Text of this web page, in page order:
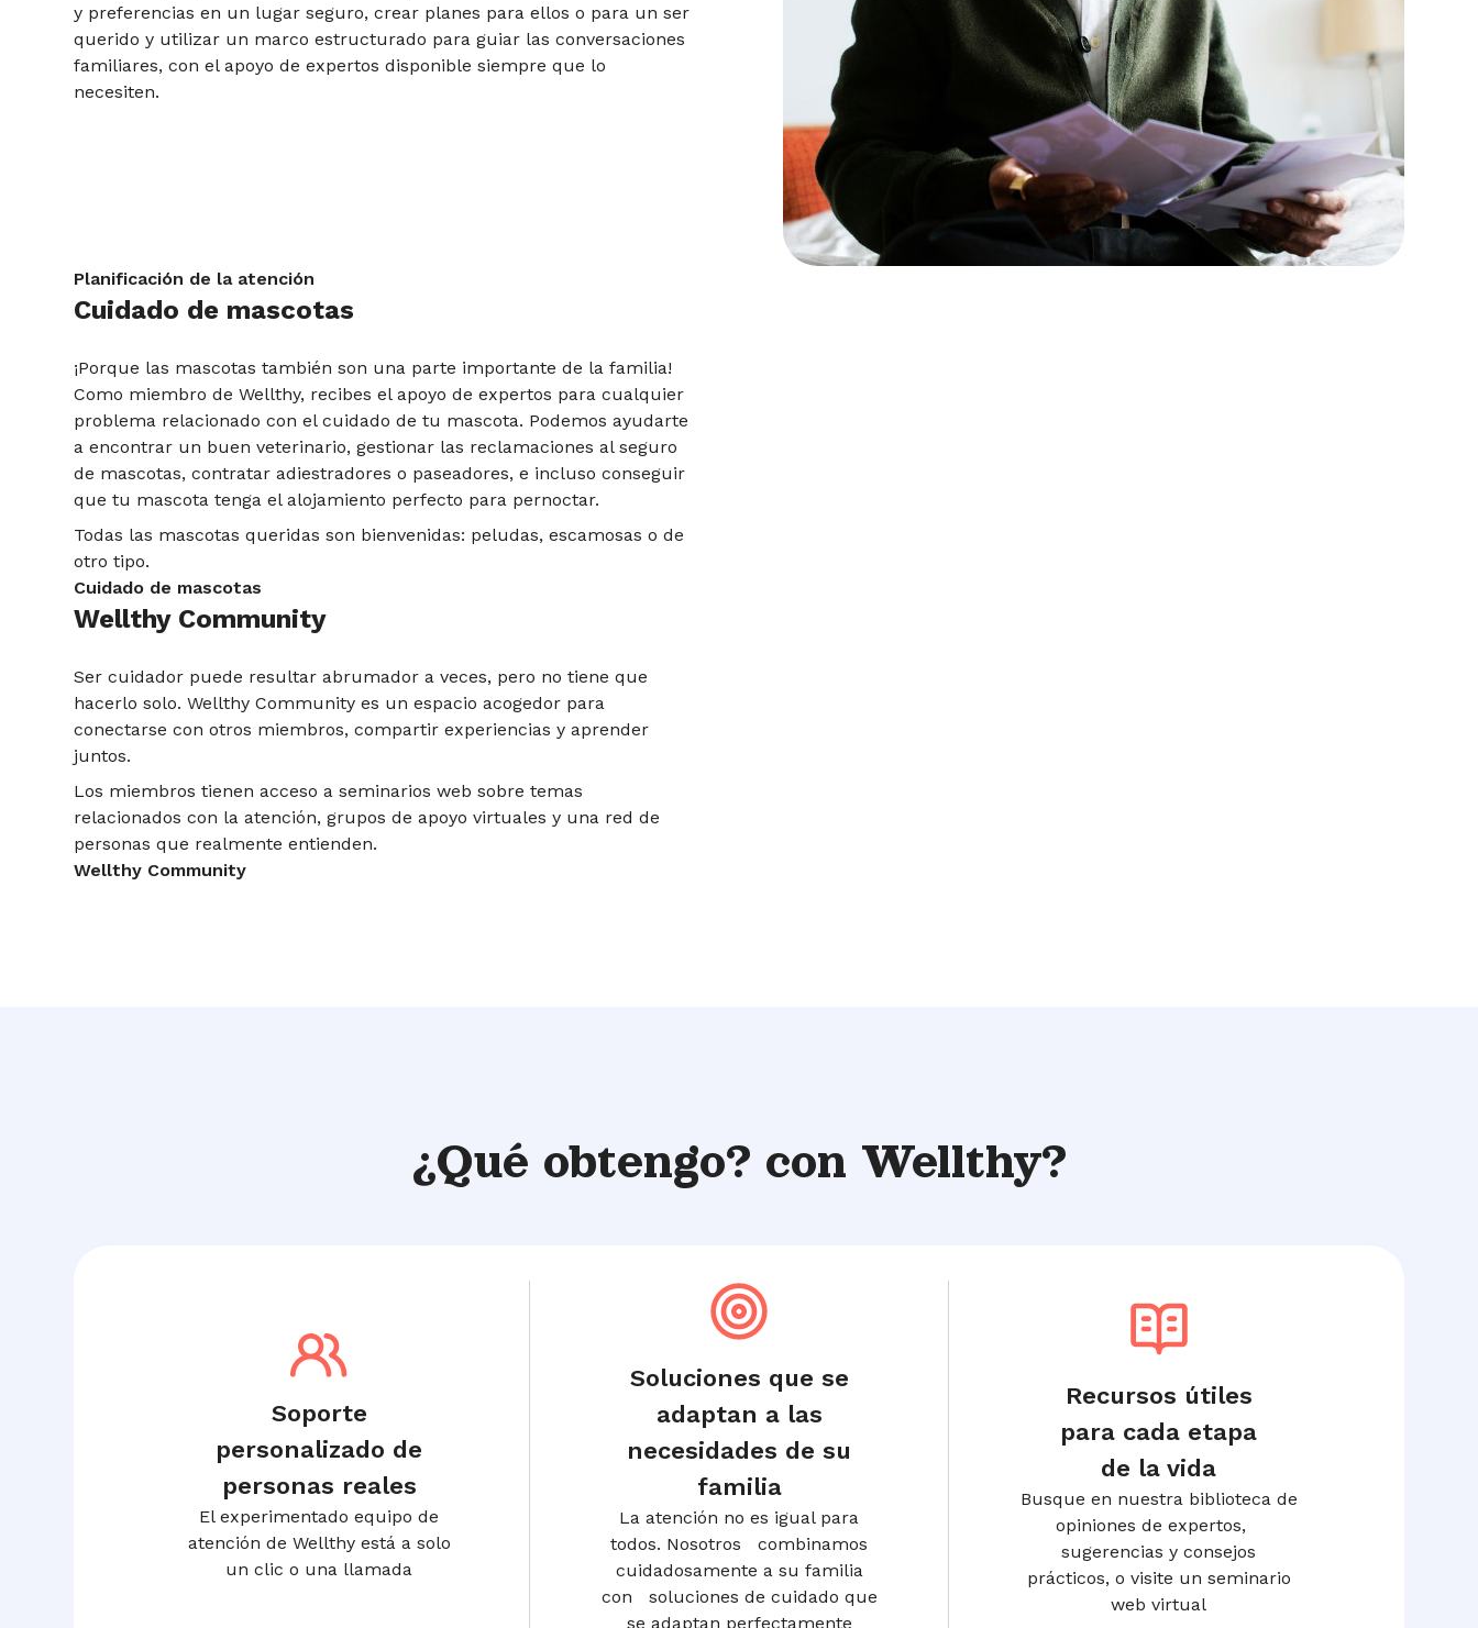
y preferencias en un lugar seguro, crear planes para ellos o para un ser
querido y utilizar un marco estructurado para guiar las conversaciones
familiares, con el apoyo de expertos disponible siempre que lo
necesiten.
Planificación de la atención
Cuidado de mascotas
¡Porque las mascotas también son una parte importante de la familia!
Como miembro de Wellthy, recibes el apoyo de expertos para cualquier
problema relacionado con el cuidado de tu mascota. Podemos ayudarte
a encontrar un buen veterinario, gestionar las reclamaciones al seguro
de mascotas, contratar adiestradores o paseadores, e incluso conseguir
que tu mascota tenga el alojamiento perfecto para pernoctar.
Todas las mascotas queridas son bienvenidas: peludas, escamosas o de
otro tipo.
Cuidado de mascotas
Wellthy Community
Ser cuidador puede resultar abrumador a veces, pero no tiene que
hacerlo solo. Wellthy Community es un espacio acogedor para
conectarse con otros miembros, compartir experiencias y aprender
juntos.
Los miembros tienen acceso a seminarios web sobre temas
relacionados con la atención, grupos de apoyo virtuales y una red de
personas que realmente entienden.
Wellthy Community
¿Qué obtengo? con Wellthy?
Soporte
personalizado de
personas reales
El experimentado equipo de
atención de Wellthy está a solo
un clic o una llamada
Soluciones que se
adaptan a las
necesidades de su
familia
La atención no es igual para
todos. Nosotros combinamos
cuidadosamente a su familia
con soluciones de cuidado que
se adaptan perfectamente
Recursos útiles
para cada etapa
de la vida
Busque en nuestra biblioteca de
opiniones de expertos,
sugerencias y consejos
prácticos, o visite un seminario
web virtual